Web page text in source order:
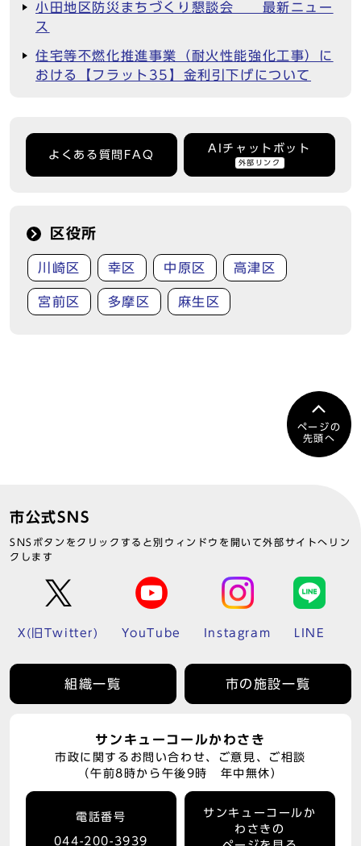
小田地区防災まちづくり懇談会 最新ニュー
ス
住宅等不燃化推進事業（耐火性能強化工事）に
おける【フラット35】金利引下げについて
よくある質問FAQ
AIチャットボット
外部リンク
区役所
川崎区 幸区 中原区 高津区
宮前区 多摩区 麻生区
ページの
先頭へ
市公式SNS
SNSボタンをクリックすると別ウィンドウを開いて外部サイトへリン
クします
X(旧Twitter) YouTube Instagram LINE
組織一覧 市の施設一覧
サンキューコールかわさき
市政に関するお問い合わせ、ご意見、ご相談
（午前8時から午後9時 年中無休）
電話番号
044-200-3939
サンキューコールか
わさきの